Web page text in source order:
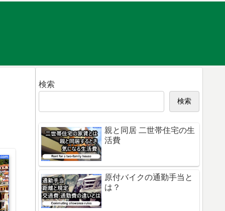
検索
検索
親と同居 二世帯住宅の生
活費
原付バイクの通勤手当と
は？